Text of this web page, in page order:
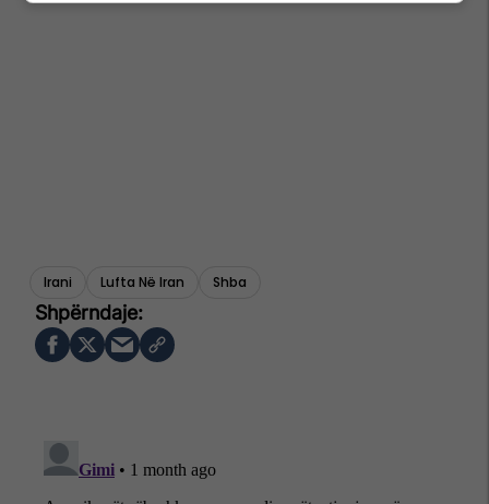
Irani Lufta Në Iran Shba